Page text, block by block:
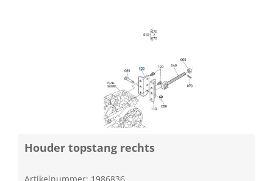
Houder topstang rechts
Artikelnummer: 1986836